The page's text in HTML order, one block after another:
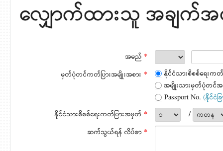
လျှောက်ထားသူ အချ
အမည် *
မှတ်ပုံတင်ကတ်ပြားအမျိုးအစား *
နိုင်ငံသားစိစစ်ရေးက
အမျိုးသားမှတ်ပုံတင်
Passport No. (နိုင်ငံခ
နိုင်ငံသားစိစစ်ရေးကတ်ပြားအမှတ် *
/
ဆက်သွယ်ရန် လိပ်စာ *